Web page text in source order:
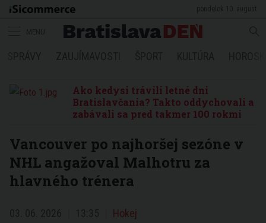
Ako kedysi trávili letné dni
Bratislavčania? Takto oddychovali a
zabávali sa pred takmer 100 rokmi
Vancouver po najhoršej sezóne v
NHL angažoval Malhotru za
hlavného trénera
Hokej